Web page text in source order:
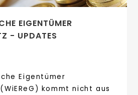
EIGENTÜMER
- UPDATES
Eigentümer
kommt nicht aus